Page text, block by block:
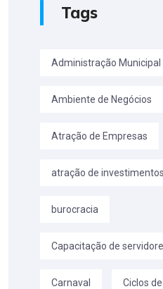
Tags
Administração Municipal
Ambiente de Negócios
Atração de Empresas
atração de investimentos
burocracia
Capacitação de
Carnaval Ciclos